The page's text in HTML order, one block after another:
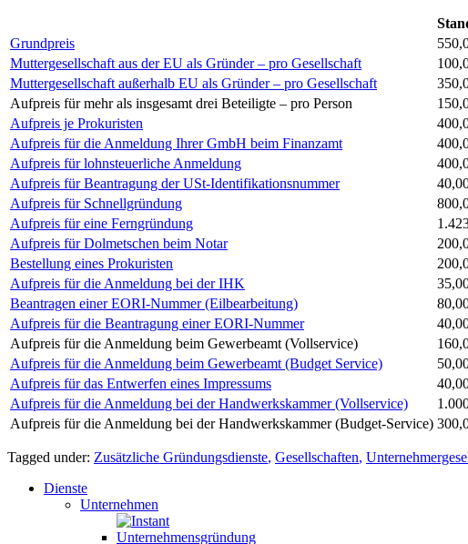
Grundpreis
Muttergesellschaft aus der EU als Gründer – pro Gesellschaft
Muttergesellschaft außerhalb EU als Gründer – pro Gesellschaft
Aufpreis für mehr als insgesamt drei Beteiligte – pro Person
Aufpreis je Prokuristen
Aufpreis für die Anmeldung Ihrer GmbH beim Finanzamt
Aufpreis für lohnsteuerliche Anmeldung
Aufpreis für Beantragung der USt-Identifikationsnummer
Aufpreis für Schnellgründung
Aufpreis für eine Ferngründung
Aufpreis für Dolmetschen beim Notar
Bestellung eines Prokuristen
Aufpreis für die Anmeldung bei der IHK
Beantragen einer EORI-Nummer (Eilbearbeitung)
Aufpreis für die Beantragung einer EORI-Nummer
Aufpreis für die Anmeldung beim Gewerbeamt (Vollservice)
Aufpreis für die Anmeldung beim Gewerbeamt (Budget Service)
Aufpreis für das Entwerfen eines Impressums
Aufpreis für die Anmeldung bei der Handwerkskammer (Vollservice)
Aufpreis für die Anmeldung bei der Handwerkskammer (Budget-Service)
Tagged under: Zusätzliche Gründungsdienste, Gesellschaften,
Dienste
Unternehmen